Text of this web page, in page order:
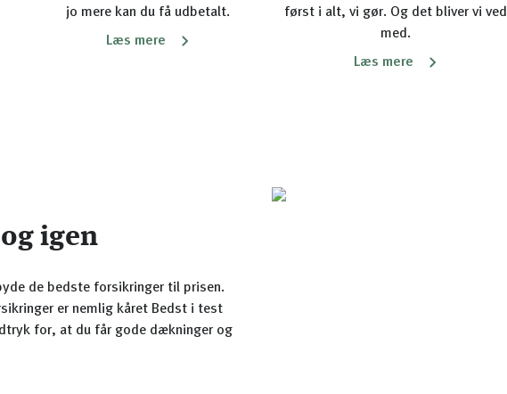
jo mere kan du få udbetalt.
Læs mere
først i alt, vi gør. Og det bliver vi ved
med.
Læs mere
igen
de bedste forsikringer til prisen.
er nemlig kåret Bedst i test
for, at du får gode dækninger og